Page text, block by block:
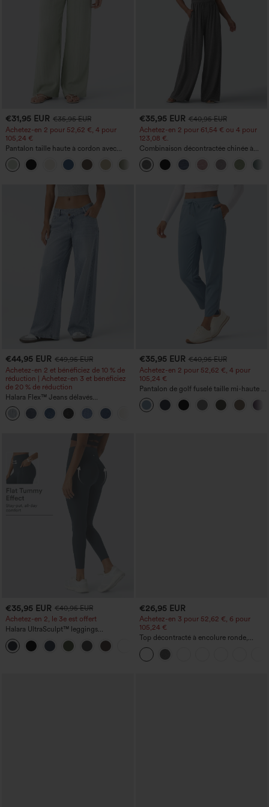
€31,95 EUR €35,95 EUR
Achetez-en 2 pour 52,62 €, 4 pour
105,24 €
Pantalon taille haute à cordon avec
poches, jambe large et coupe ample,
style décontracté, effet lin
+15
€35,95 EUR €40,95 EUR
Achetez-en 2 pour 61,54 € ou 4 pour
123,08 €.
Combinaison décontractée chinée à
bretelles réglables, fronces et jambes
larges, avec poches — facile comme
tout
€44,95 EUR €49,95 EUR
Achetez-en 2 et bénéficiez de 10 % de
réduction | Achetez-en 3 et bénéficiez
de 20 % de réduction
Halara Flex™ Jeans délavés
décontractés, coupe baggy à jambe
large, taille basse asymétrique, poches
zippées
€35,95 EUR €40,95 EUR
Achetez-en 2 pour 52,62 €, 4 pour
105,24 €
Pantalon de golf fuselé taille mi-haute à
cordon, ourlet incurvé, séchage rapide,
avec poches — UPF40+
€35,95 EUR €40,95 EUR
Achetez-en 2, le 3e est offert
Halara UltraSculpt™ leggings
d'entraînement taille haute — fronces
liftantes pour le fessier, maintien gainant
du ventre et poche
€26,95 EUR
Achetez-en 3 pour 52,62 €, 6 pour
105,24 €
Top décontracté à encolure ronde,
manches chauve-souris et coupe ample